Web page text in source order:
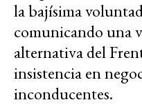
la bajísima
comunicando una
alternativa del
insistencia en
inconducentes.